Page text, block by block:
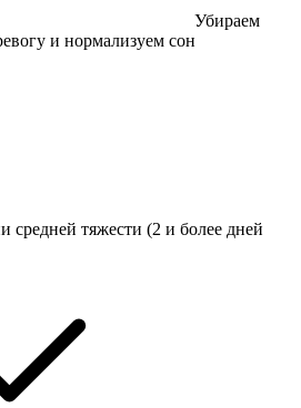
Убираем
и нормализуем сон
средней тяжести (2 и более дней